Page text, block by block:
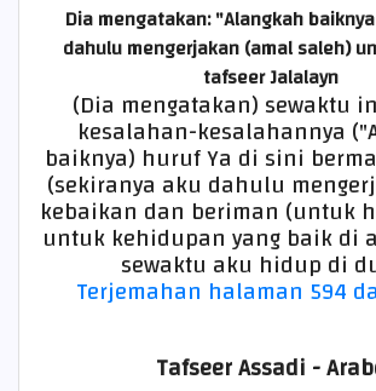
Dia mengatakan: "Alangkah
dahulu mengerjakan (amal saleh)
tafseer Jalalayn
(Dia mengatakan) sewaktu
kesalahan-kesalahannya
baiknya) huruf Ya di sini
(sekiranya aku dahulu
kebaikan dan beriman (untuk
untuk kehidupan yang baik di
sewaktu aku hidup di
Terjemahan halaman 594
Tafseer Assadi -